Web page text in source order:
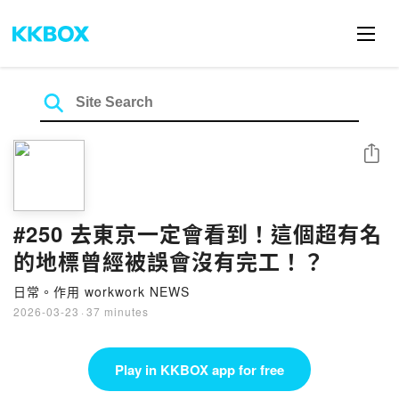
#250 去東京一定會看到！這個超有名
的地標曾經被誤會沒有完工！？
日常。作用 workwork NEWS
2026-03-23 · 37 minutes
Share
Play in KKBOX app for free